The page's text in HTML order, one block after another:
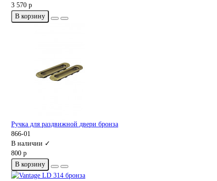
3 570 р
В корзину
Ручка для раздвижной двери бронза
866-01
В наличии ✓
800 р
В корзину